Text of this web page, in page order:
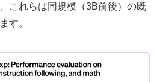
これらは同規模（3B前後）の既
す。